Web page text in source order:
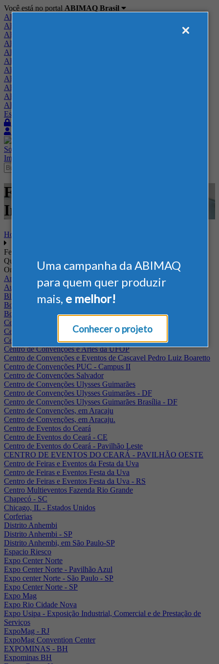
Uma campanha da ABIMAQ
para quem quer produzir
mais, e melhor!
Conhecer o projeto
Você está no portal ABIMAQ Brasil
ABIMAQ Brasil
ABIMAQ Minas Gerais
ABIMAQ Norte-Nordeste
ABIMAQ Paraná
ABIMAQ Piracicaba
ABIMAQ Ribeirão Preto
ABIMAQ Rio de Janeiro
ABIMAQ Rio Grande do Sul
ABIMAQ Santa Catarina
ABIMAQ São Paulo
ABIMAQ Vale do Paraíba
Escritório de Relações Governamentais
Sobre
Imprensa
Feiras - Expo Mag - Feira
Internacional - Madeira
Home
Feiras
Quando
Onde
Arena Jaguariuna
Auditório Albano Franco - FIEPA
Blumenau - SC
BolognaFiere
Boulevard Olimpico - RJ
Centro Internacional de Convenções do Brasil, em Brasília
Centro de Convenções - SE
Centro de Convenções de Pernambuco - PE
Centro de Convenções e Artes da UFOP
Centro de Convenções e Eventos de Cascavel Pedro Luiz Boaretto
Centro de Convenções PUC - Campus II
Centro de Convenções Salvador
Centro de Convenções Ulysses Guimarães
Centro de Convenções Ulysses Guimarães - DF
Centro de Convenções Ulysses Guimarães Brasília - DF
Centro de Convenções, em Aracaju
Centro de Convenções, em Aracaju.
Centro de Eventos do Ceará
Centro de Eventos do Ceará - CE
Centro de Eventos do Ceará - Pavilhão Leste
CENTRO DE EVENTOS DO CEARÁ - PAVILHÃO OESTE
Centro de Feiras e Eventos da Festa da Uva
Centro de Feiras e Eventos Festa da Uva
Centro de Feiras e Eventos Festa da Uva - RS
Centro Multieventos Fazenda Rio Grande
Chapecó - SC
Chicago, IL - Estados Unidos
Corferias
Distrito Anhembi
Distrito Anhembi - SP
Distrito Anhembi, em São Paulo-SP
Espacio Riesco
Expo Center Norte
Expo Center Norte - Pavilhão Azul
Expo center Norte - São Paulo - SP
Expo Center Norte - SP
Expo Mag
Expo Rio Cidade Nova
Expo Usipa - Exposição Industrial, Comercial e de Prestação de
Serviços
ExpoMag - RJ
ExpoMag Convention Center
EXPOMINAS - BH
Expominas BH